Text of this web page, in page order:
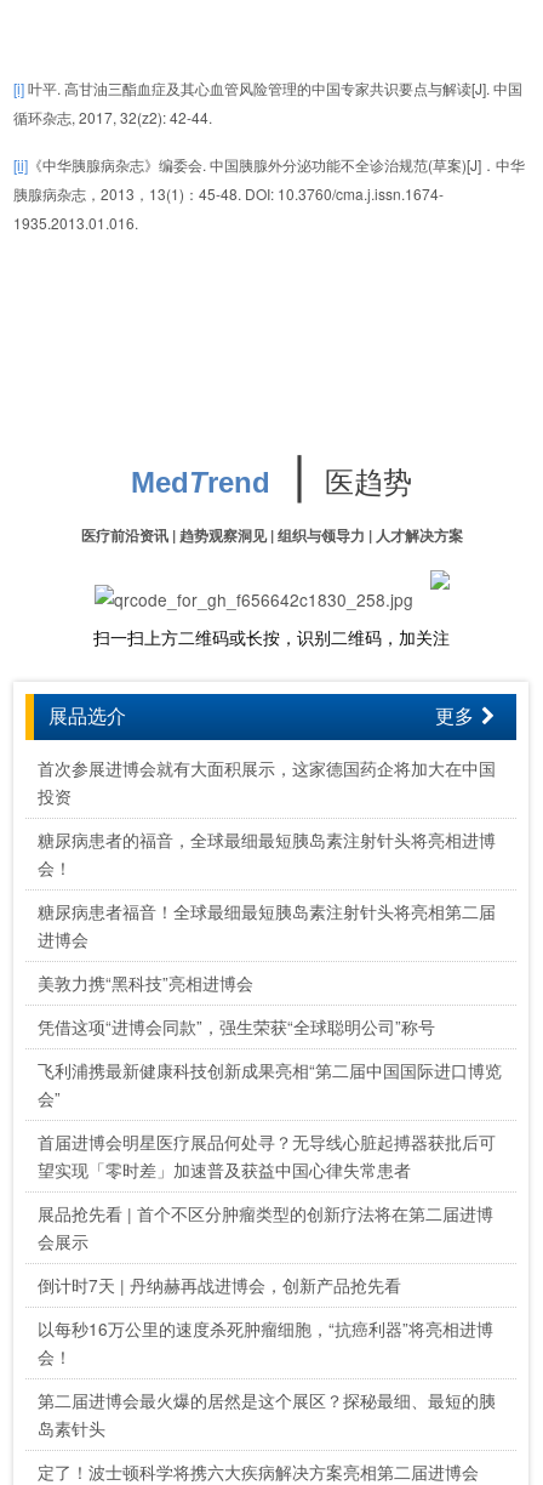
[i]叶平. 高甘油三酯血症及其心血管风险管理的中国专家共识要点与解读[J]. 中国
循环杂志, 2017, 32(z2): 42-44.
[ii] 《中华胰腺病杂志》编委会. 中国胰腺外分泌功能不全诊治规范(草案)[J]．中华
胰腺病杂志，2013，13(1)：45-48. DOI: 10.3760/cma.j.issn.1674-
1935.2013.01.016.
MedTrend ∣ 医趋势
医疗前沿资讯 | 趋势观察洞见 | 组织与领导力 | 人才解决方案
扫一扫上方二维码或长按，识别二维码，加关注
展品选介 更多
首次参展进博会就有大面积展示，这家德国药企将加大在中国
投资
糖尿病患者的福音，全球最细最短胰岛素注射针头将亮相进博
会！
糖尿病患者福音！全球最细最短胰岛素注射针头将亮相第二届
进博会
美敦力携“黑科技”亮相进博会
凭借这项“进博会同款”，强生荣获“全球聪明公司”称号
飞利浦携最新健康科技创新成果亮相“第二届中国国际进口博览
会”
首届进博会明星医疗展品何处寻？无导线心脏起搏器获批后可
望实现「零时差」加速普及获益中国心律失常患者
展品抢先看 | 首个不区分肿瘤类型的创新疗法将在第二届进博
会展示
倒计时7天 | 丹纳赫再战进博会，创新产品抢先看
以每秒16万公里的速度杀死肿瘤细胞，“抗癌利器”将亮相进博
会！
第二届进博会最火爆的居然是这个展区？探秘最细、最短的胰
岛素针头
定了！波士顿科学将携六大疾病解决方案亮相第二届进博会